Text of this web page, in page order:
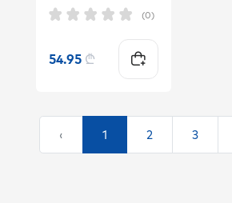
(0)
54.95 ₾
‹ 1 2 3